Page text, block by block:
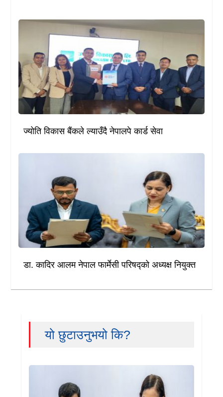
ज्योति विकास बैंकले ल्याउँदै नेपालपे कार्ड सेवा
डा. कादिर आलम नेपाल फार्मेसी परिषद्को अध्यक्ष नियुक्त
यो छुटाउनुभयो कि?